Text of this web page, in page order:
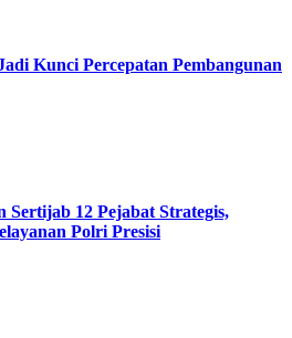
Kunci Percepatan Pembangunan
12 Pejabat Strategis,
Polri Presisi